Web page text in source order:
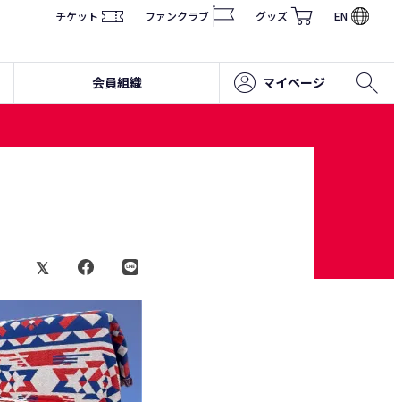
チケット ファンクラブ グッズ EN
会員組織 マイページ